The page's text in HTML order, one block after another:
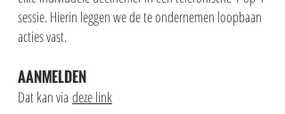
sessie. Hierin leggen we de te ondernemen loopbaan
acties vast.
AANMELDEN
Dat kan via deze link